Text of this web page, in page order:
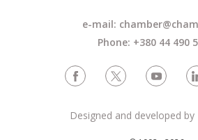
e-mail:
Phone: +380 44 490
Designed and developed by